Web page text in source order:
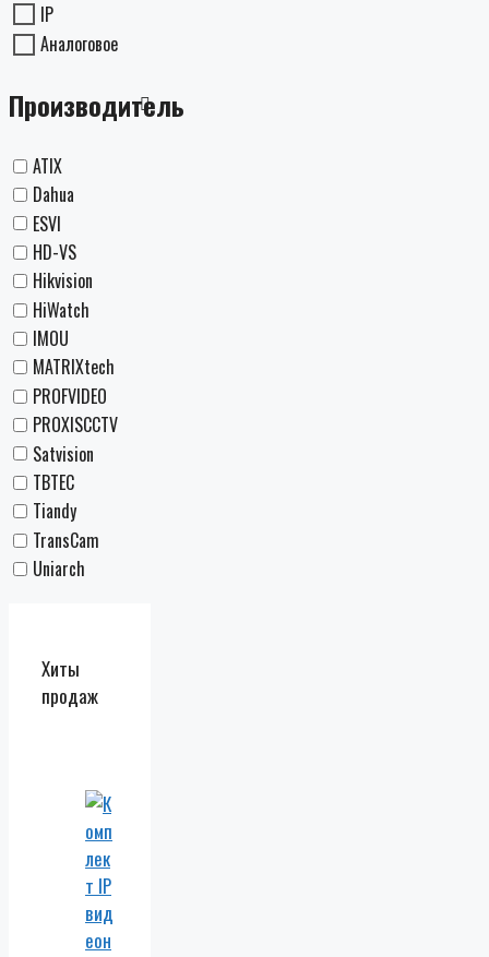
IP
Аналоговое
Производитель
ATIX
Dahua
ESVI
HD-VS
Hikvision
HiWatch
IMOU
MATRIXtech
PROFVIDEO
PROXISCCTV
Satvision
TBTEC
Tiandy
TransCam
Uniarch
Хиты
продаж